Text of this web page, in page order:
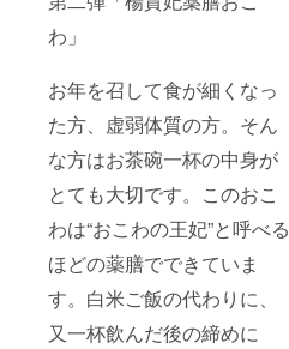
わ」
お年を召して食が細くなっ
た方、虚弱体質の方。そん
な方はお茶碗一杯の中身が
とても大切です。このおこ
わは“おこわの王妃”と呼べる
ほどの薬膳でできていま
す。白米ご飯の代わりに、
又一杯飲んだ後の締めに